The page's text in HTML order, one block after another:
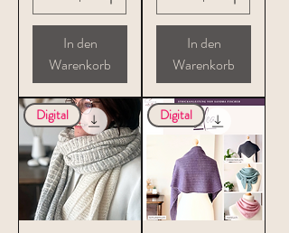
In den
Warenkorb
In den
Warenkorb
Digital Digital